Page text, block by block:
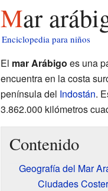
Mar
Enciclopedia para niños
El mar Arábigo es una
encuentra en la costa
península del Indostán.
3.862.000 kilómetros
Contenido
Geografía del Mar
Ciudades